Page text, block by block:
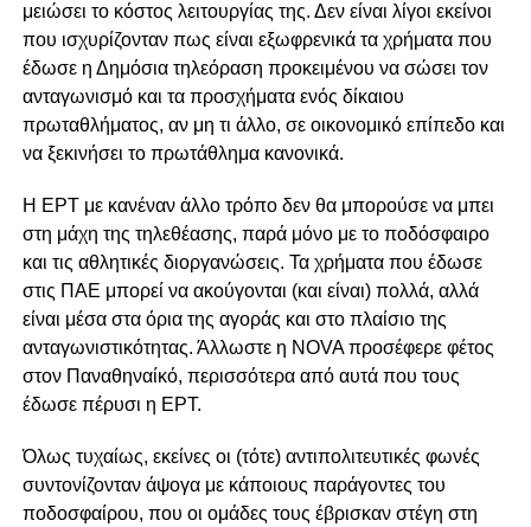
μειώσει το κόστος λειτουργίας της. Δεν είναι λίγοι εκείνοι
που ισχυρίζονταν πως είναι εξωφρενικά τα χρήματα που
έδωσε η Δημόσια τηλεόραση προκειμένου να σώσει τον
ανταγωνισμό και τα προσχήματα ενός δίκαιου
πρωταθλήματος, αν μη τι άλλο, σε οικονομικό επίπεδο και
να ξεκινήσει το πρωτάθλημα κανονικά.
Η ΕΡΤ με κανέναν άλλο τρόπο δεν θα μπορούσε να μπει
στη μάχη της τηλεθέασης, παρά μόνο με το ποδόσφαιρο
και τις αθλητικές διοργανώσεις. Τα χρήματα που έδωσε
στις ΠΑΕ μπορεί να ακούγονται (και είναι) πολλά, αλλά
είναι μέσα στα όρια της αγοράς και στο πλαίσιο της
ανταγωνιστικότητας. Άλλωστε η NOVA προσέφερε φέτος
στον Παναθηναίκό, περισσότερα από αυτά που τους
έδωσε πέρυσι η ΕΡΤ.
Όλως τυχαίως, εκείνες οι (τότε) αντιπολιτευτικές φωνές
συντονίζονταν άψογα με κάποιους παράγοντες του
ποδοσφαίρου, που οι ομάδες τους έβρισκαν στέγη στη